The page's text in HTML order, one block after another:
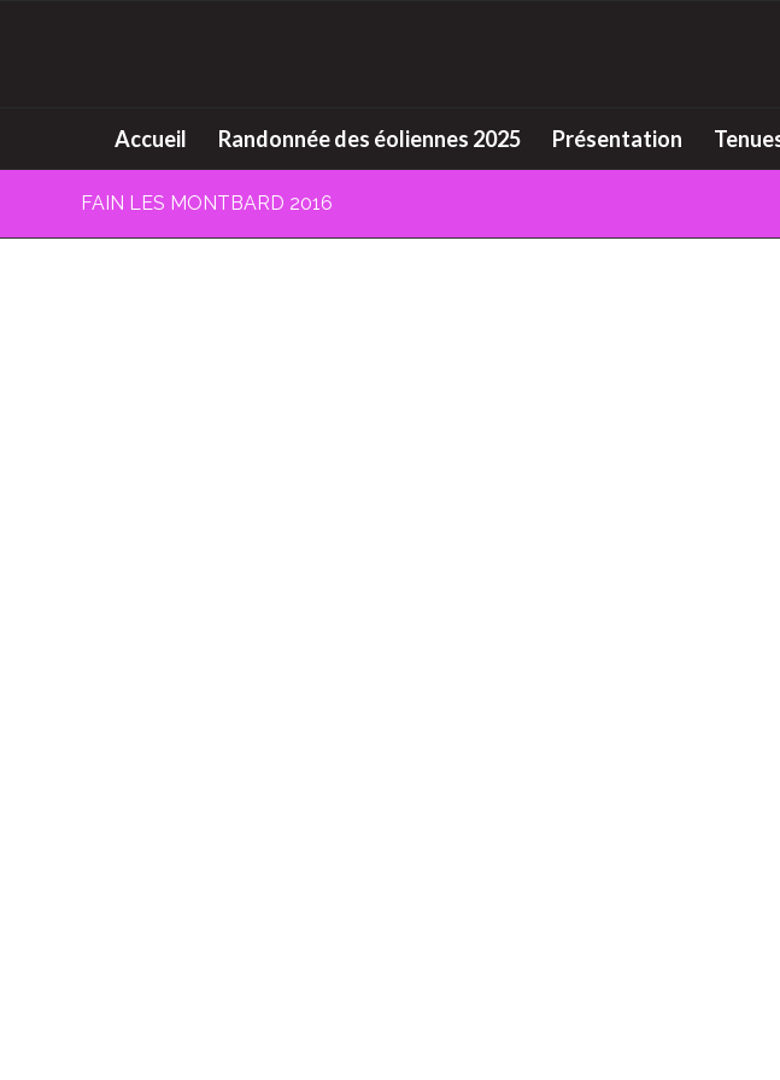
Accueil Randonnée des éoliennes 2025 Présentation
FAIN LES MONTBARD 2016